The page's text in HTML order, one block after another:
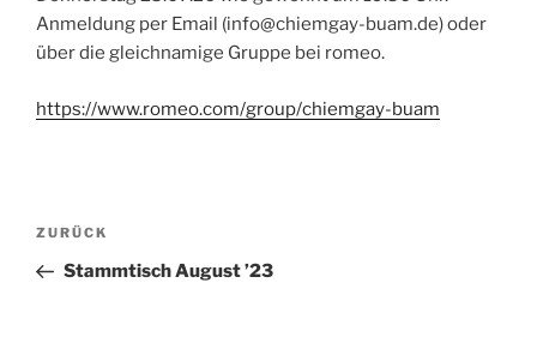
Anmeldung per Email (info@chiemgay-buam.de) oder
über die gleichnamige Gruppe bei romeo.
https://www.romeo.com/group/chiemgay-buam
Beitragsnavigation
Vorheriger
Beitrag
ZURÜCK
Stammtisch August ’23